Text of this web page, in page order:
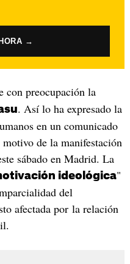
→
con preocupación la
. Así lo ha expresado la
en un comunicado
de la manifestación
sábado en Madrid. La
ideológica"
del
afectada por la relación